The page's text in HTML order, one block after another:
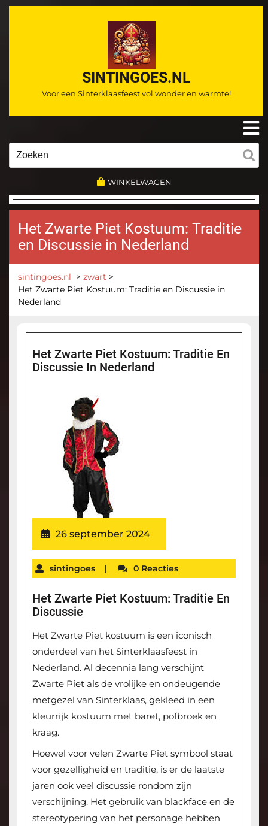
Ga
SINTINGOES.NL
Voor een Sinterklaasfeest vol wonder en warmte!
WINKELWAGEN
Het Zwarte Piet Kostuum: Traditie
en Discussie in Nederland
sintingoes.nl > zwart >
Het Zwarte Piet Kostuum: Traditie en Discussie in
Nederland
Het Zwarte Piet Kostuum: Traditie En
Discussie In Nederland
26 september 2024
sintingoes | 0 Reacties
Het Zwarte Piet Kostuum: Traditie En
Discussie
Het Zwarte Piet kostuum is een iconisch
onderdeel van het Sinterklaasfeest in
Nederland. Al decennia lang verschijnt
Zwarte Piet als de vrolijke en ondeugende
metgezel van Sinterklaas, gekleed in een
kleurrijk kostuum met baret, pofbroek en
kraag.
Hoewel voor velen Zwarte Piet symbool staat
voor gezelligheid en traditie, is er de laatste
jaren ook veel discussie rondom zijn
verschijning. Het gebruik van blackface en de
stereotypering van het personage hebben